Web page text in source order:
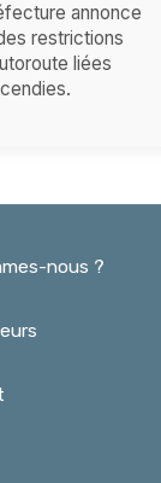
annonce
restrictions
liées
nous ?